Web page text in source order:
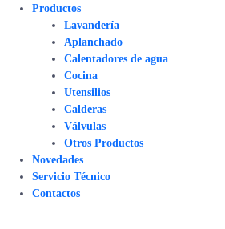
Productos
Lavandería
Aplanchado
Calentadores de agua
Cocina
Utensilios
Calderas
Válvulas
Otros Productos
Novedades
Servicio Técnico
Contactos